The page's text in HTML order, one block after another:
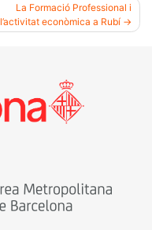
La Formació Professional i
l’activitat econòmica a Rubí